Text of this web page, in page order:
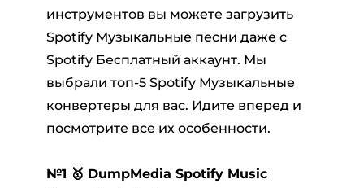
инструментов вы можете загрузить
Spotify Музыкальные песни даже с
Spotify Бесплатный аккаунт. Мы
выбрали топ-5 Spotify Музыкальные
конвертеры для вас. Идите вперед и
посмотрите все их особенности.
№1 🥇 DumpMedia Spotify Music